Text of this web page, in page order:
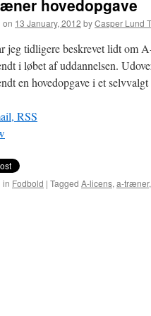
hovedopgave
on 13 January, 2012 byCasper Lund
jeg tidligere beskrevet lidt om
i løbet af uddannelsen.
en hovedopgave i et
in Fodbold | Tagged A-licens, a-træner,